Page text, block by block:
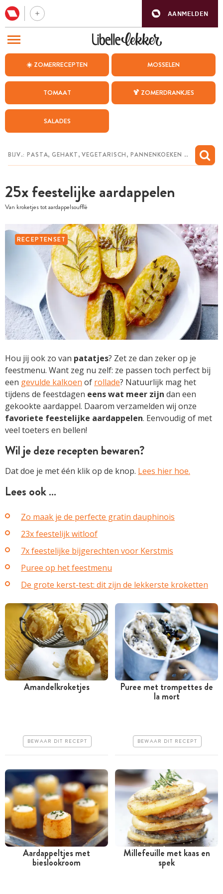
AANMELDEN
☀️ ZOMERRECEPTEN MOSSELEN
TOMAAT 🍹 ZOMERDRANKJES
SALADES
25x feestelijke aardappelen
Van kroketjes tot aardappelsoufflé
RECEPTENSET
Hou jij ook zo van patatjes? Zet ze dan zeker op je
feestmenu. Want zeg nu zelf: ze passen toch perfect bij
een gevulde kalkoen of rollade? Natuurlijk mag het
tijdens de feestdagen eens wat meer zijn dan een
gekookte aardappel. Daarom verzamelden wij onze
favoriete feestelijke aardappelen. Eenvoudig of met
veel toeters en bellen!
Wil je deze recepten bewaren?
Dat doe je met één klik op de knop. Lees hier hoe.
Lees ook …
Zo maak je de perfecte gratin dauphinois
23x feestelijk witloof
7x feestelijke bijgerechten voor Kerstmis
Puree op het feestmenu
De grote kerst-test: dit zijn de lekkerste kroketten
Amandelkroketjes
BEWAAR DIT RECEPT
Tussen 30 minuten en 1
Puree met trompettes de
la mort
BEWAAR DIT RECEPT
Tussen 30 minuten en 1
Aardappeltjes met
bieslookroom
Tussen 30 minuten en 1
Millefeuille met kaas en
spek
BEZOEK ONZE ANDERE WEBSITES
WEEKMENU
CHAT MET MAIA
MIJN BEWAARDE RECEPTEN